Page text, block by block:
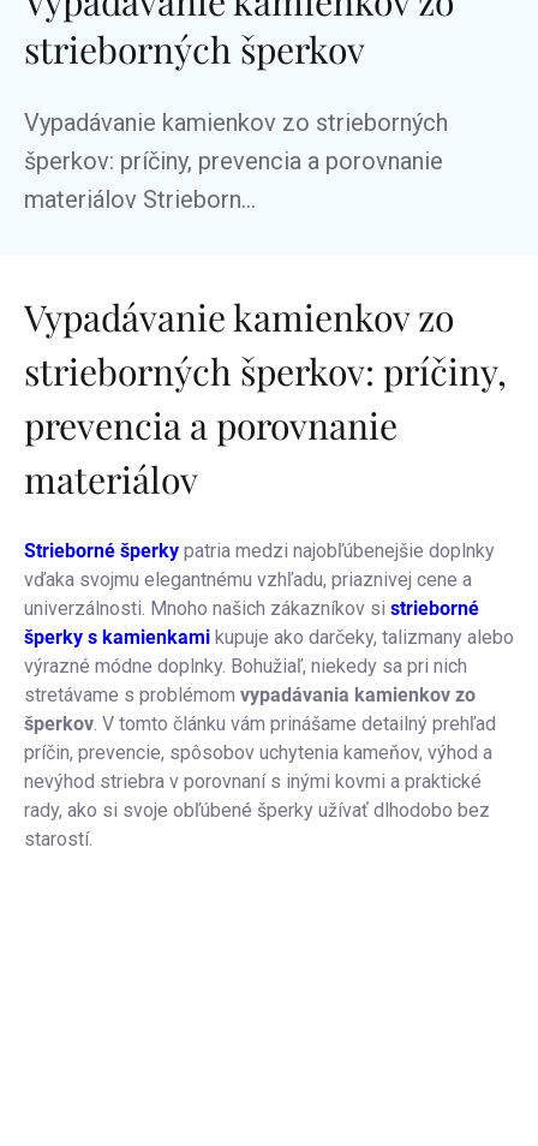
strieborných šperkov
Vypadávanie kamienkov zo strieborných
šperkov: príčiny, prevencia a porovnanie
materiálov Strieborn...
Vypadávanie kamienkov zo
strieborných šperkov: príčiny,
prevencia a porovnanie
materiálov
Strieborné šperky patria medzi najobľúbenejšie doplnky
vďaka svojmu elegantnému vzhľadu, priaznivej cene a
univerzálnosti. Mnoho našich zákazníkov si strieborné
šperky s kamienkami kupuje ako darčeky, talizmany alebo
výrazné módne doplnky. Bohužiaľ, niekedy sa pri nich
stretávame s problémom vypadávania kamienkov zo
šperkov. V tomto článku vám prinášame detailný prehľad
príčin, prevencie, spôsobov uchytenia kameňov, výhod a
nevýhod striebra v porovnaní s inými kovmi a praktické
rady, ako si svoje obľúbené šperky užívať dlhodobo bez
starostí.